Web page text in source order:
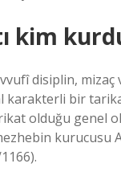
kim
disiplin, mizaç
karakterli bir
olduğu genel
kurucusu